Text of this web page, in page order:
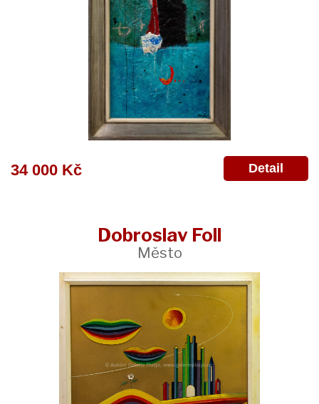
34 000 Kč Detail
Dobroslav Foll
Město